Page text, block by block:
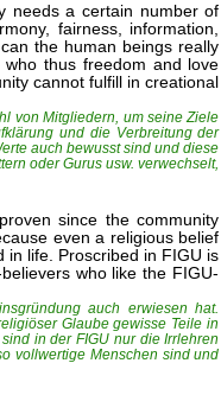
needs a certain number of
fairness, information,
the human beings really
thus freedom and love
cannot fulfill in creational
von Mitgliedern, um seine Ziele
und die Verbreitung der
auch bewusst sind und diese
oder Gurus usw. verwechselt,
since the community
even a religious belief
life. Proscribed in FIGU is
who like the FIGU-
auch erwiesen hat.
Glaube gewisse Teile in
in der FIGU nur die Irrlehren
vollwertige Menschen sind und